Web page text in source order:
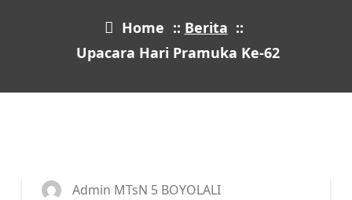
Home :: Berita ::
Upacara Hari Pramuka Ke-62
Admin MTsN 5 BOYOLALI